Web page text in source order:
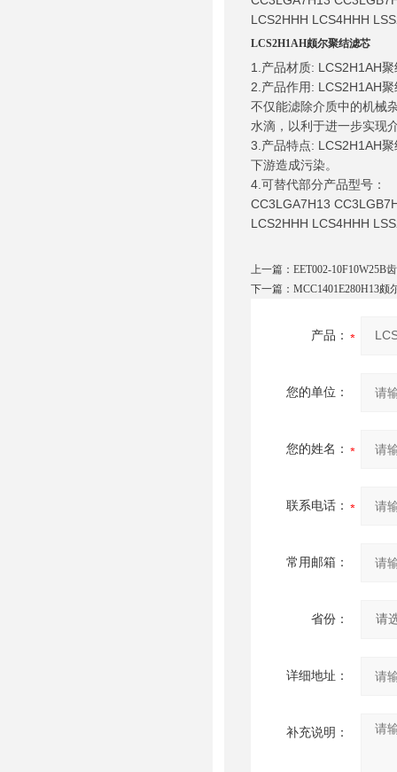
LCS2HHH LCS4HHH
LCS2H1AH颇尔聚结滤芯
1.产品材质: LCS2H1AH
2.产品作用: LCS2H1AH
不仅能滤除介质中的机械
水滴，以利于进一步实现
3.产品特点: LCS2H1AH
下游造成污染。
4.可替代部分产品型号：
CC3LGA7H13
LCS2HHH LCS4HHH
上一篇： EET002-10F10W25B
下一篇： MCC1401E280H13颇
产品：
您的单位：
您的姓名：
联系电话：
常用邮箱：
省份：
详细地址：
补充说明：